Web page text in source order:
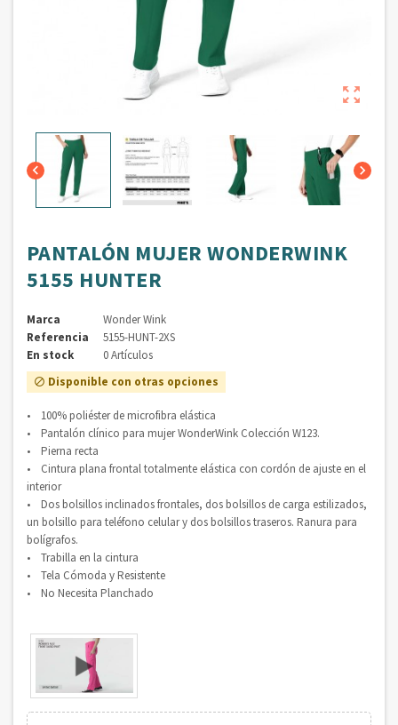

 
PANTALÓN MUJER WONDERWINK
5155 HUNTER
Marca
Wonder Wink
Referencia
5155-HUNT-2XS
En stock
0 Artículos
 Disponible con otras opciones
• 100% poliéster de microfibra elástica
• Pantalón clínico para mujer WonderWink Colección W123.
• Pierna recta
• Cintura plana frontal totalmente elástica con cordón de ajuste en el
interior
• Dos bolsillos inclinados frontales, dos bolsillos de carga estilizados,
un bolsillo para teléfono celular y dos bolsillos traseros. Ranura para
bolígrafos.
• Trabilla en la cintura
• Tela Cómoda y Resistente
• No Necesita Planchado